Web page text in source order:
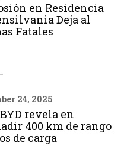
en Residencia
Deja al
Fatales
24, 2025
revela en
400 km de rango
de carga